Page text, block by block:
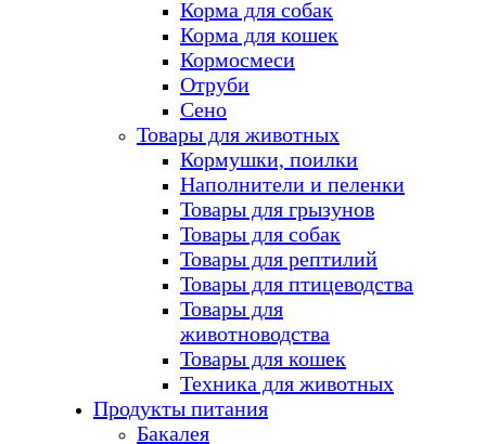
Корма для собак
Корма для кошек
Кормосмеси
Отруби
Сено
Товары для животных
Кормушки, поилки
Наполнители и пеленки
Товары для грызунов
Товары для собак
Товары для рептилий
Товары для птицеводства
Товары для
животноводства
Товары для кошек
Техника для животных
Продукты питания
Бакалея